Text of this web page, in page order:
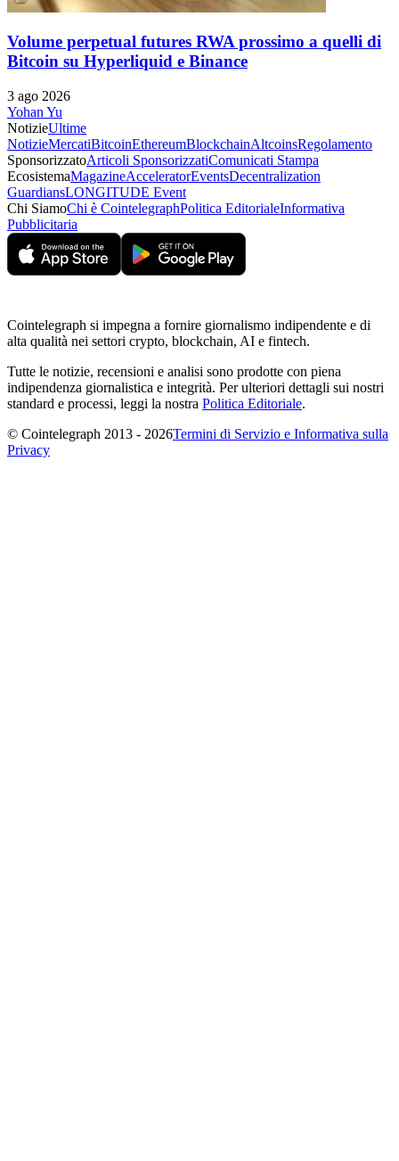
Volume perpetual futures RWA prossimo a quelli di
Bitcoin su Hyperliquid e Binance
3 ago 2026
Yohan Yu
NotizieUltime
NotizieMercatiBitcoinEthereumBlockchainAltcoinsRegolamento
SponsorizzatoArticoli SponsorizzatiComunicati Stampa
EcosistemaMagazineAcceleratorEventsDecentralization
GuardiansLONGITUDE Event
Chi SiamoChi è CointelegraphPolitica EditorialeInformativa
Pubblicitaria
Cointelegraph si impegna a fornire giornalismo indipendente e di
alta qualità nei settori crypto, blockchain, AI e fintech.
Tutte le notizie, recensioni e analisi sono prodotte con piena
indipendenza giornalistica e integrità. Per ulteriori dettagli sui nostri
standard e processi, leggi la nostra Politica Editoriale.
© Cointelegraph 2013 - 2026Termini di Servizio e Informativa sulla
Privacy